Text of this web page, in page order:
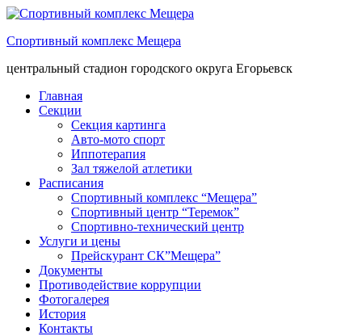
Спортивный комплекс Мещера
центральный стадион городского округа Егорьевск
Главная
Секции
Секция картинга
Авто-мото спорт
Иппотерапия
Зал тяжелой атлетики
Расписания
Спортивный комплекс “Мещера”
Спортивный центр “Теремок”
Спортивно-технический центр
Услуги и цены
Прейскурант СК”Мещера”
Документы
Противодействие коррупции
Фотогалерея
История
Контакты